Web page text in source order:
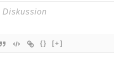
{} [+]